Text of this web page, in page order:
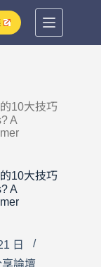
10大技巧
A
10大技巧
A
日
論壇